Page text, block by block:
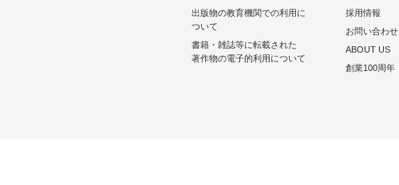
出版物の教育機関での利用に
ついて
書籍・雑誌等に転載された
著作物の電子的利用について
採用情報
お問い合わせ
ABOUT US
創業100周年